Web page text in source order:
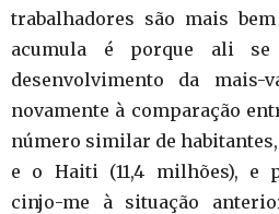
trabalhadores são mais
acumula é porque ali
desenvolvimento da mais-
novamente à comparação
número similar de habitantes,
e o Haiti (11,4 milhões), e
cinjo-me à situação